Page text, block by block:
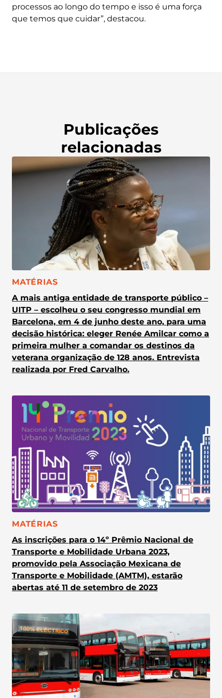
processos ao longo do tempo e isso é uma força
que temos que cuidar”, destacou.
Publicações
relacionadas
CATEGORIA:
MATÉRIAS
A mais antiga entidade de transporte público –
UITP – escolheu o seu congresso mundial em
Barcelona, em 4 de junho deste ano, para uma
decisão histórica: eleger Renée Amilcar como a
primeira mulher a comandar os destinos da
veterana organização de 128 anos. Entrevista
realizada por Fred Carvalho.
CATEGORIA:
MATÉRIAS
As inscrições para o 14º Prêmio Nacional de
Transporte e Mobilidade Urbana 2023,
promovido pela Associação Mexicana de
Transporte e Mobilidade (AMTM), estarão
abertas até 11 de setembro de 2023